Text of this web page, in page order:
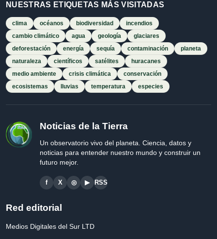
NUESTRAS ETIQUETAS MÁS VISITADAS
clima océanos biodiversidad
incendios
cambio climático
agua geología
glaciares
deforestación
energía sequía contaminación
planeta
naturaleza
científicos satélites
huracanes
medio ambiente
crisis climática
conservación
ecosistemas
lluvias temperatura especies
Noticias de la Tierra
Un observatorio vivo del planeta. Ciencia, datos y
noticias para entender nuestro mundo y construir un
futuro mejor.
f X ◎ ▶ RSS
Red editorial
Medios Digitales del Sur LTD